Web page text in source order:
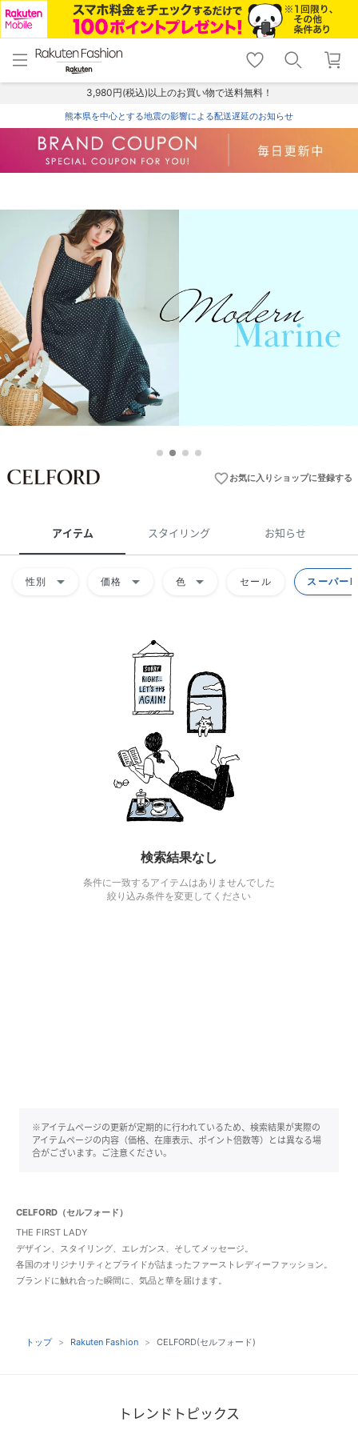
menu home
トップ
shopping_cart lock_outline
ログイン
3,980円(税込)以上のお買い物で送料無料！
熊本県を中心とする地震の影響による配送遅延のお知らせ
favorite_borderお気に入りショップに登録する
アイテム スタイリング お知らせ
性別 arrow_drop_down 価格 arrow_drop_down 色 arrow_drop_down セール スーパー
検索結果なし
条件に一致するアイテムはありませんでした
絞り込み条件を変更してください
※アイテムページの更新が定期的に行われているため、検索結果が実際の
アイテムページの内容（価格、在庫表示、ポイント倍数等）とは異なる場
合がございます。ご注意ください。
CELFORD（セルフォード）
THE FIRST LADY
デザイン、スタイリング、エレガンス、そしてメッセージ。
各国のオリジナリティとプライドが詰まったファーストレディーファッション。
ブランドに触れ合った瞬間に、気品と華を届けます。
トップ Rakuten Fashion CELFORD(セルフォード)
トレンドトピックス